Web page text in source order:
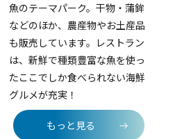
魚のテーマパーク。干物・蒲鉾
などのほか、農産物やお土産品
も販売しています。レストラン
は、新鮮で種類豊富な魚を使っ
たここでしか食べられない海鮮
グルメが充実！
もっと見る